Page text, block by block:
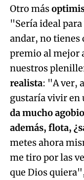
Otro más
"Sería ideal
andar, no tienes
premio al mejor
nuestros
realista: "A ver,
gustaría vivir en
da mucho
además, flota,
metes ahora
me tiro por las
que Dios